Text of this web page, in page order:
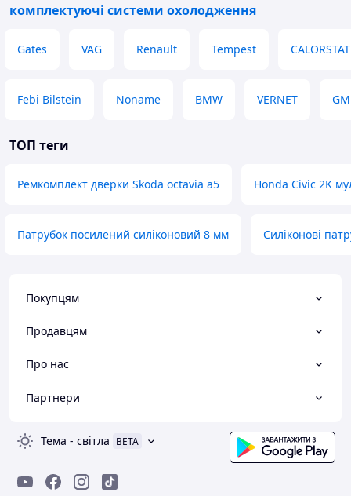
комплектуючі системи охолодження
Gates VAG Renault Tempest
Febi Bilstein Noname BMW VERNET GM
ТОП теги
Ремкомплект дверки Skoda octavia a5 Honda Civic 2K
Патрубок посилений силіконовий 8 мм Силіконові
Покупцям
Продавцям
Про нас
Партнери
Тема - світла BETA